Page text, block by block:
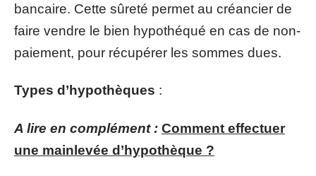
bancaire. Cette sûreté permet au créancier de
faire vendre le bien hypothéqué en cas de non-
paiement, pour récupérer les sommes dues.
Types d’hypothèques :
A lire en complément : Comment effectuer
une mainlevée d’hypothèque ?